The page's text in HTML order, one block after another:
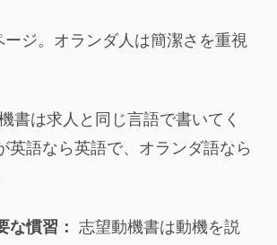
ージ。オランダ人は簡潔さを重視
書は求人と同じ言語で書いてく
英語なら英語で、オランダ語なら
な慣習： 志望動機書は動機を説